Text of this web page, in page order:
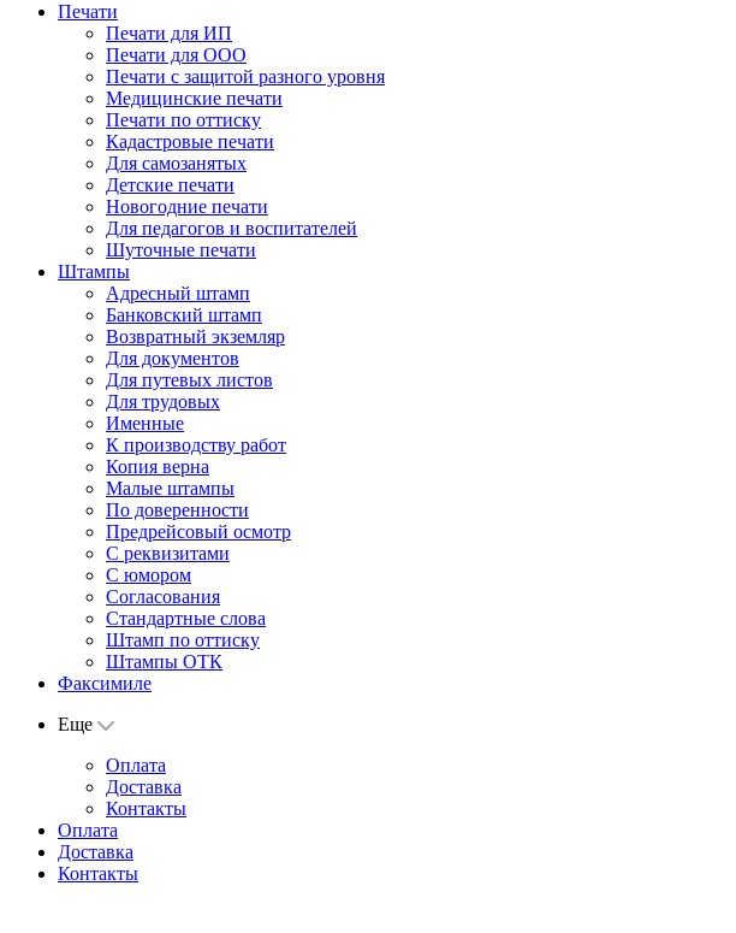
Печати
Печати для ИП
Печати для ООО
Печати с защитой разного уровня
Медицинские печати
Печати по оттиску
Кадастровые печати
Для самозанятых
Детские печати
Новогодние печати
Для педагогов и воспитателей
Шуточные печати
Штампы
Адресный штамп
Банковский штамп
Возвратный экземляр
Для документов
Для путевых листов
Для трудовых
Именные
К производству работ
Копия верна
Малые штампы
По доверенности
Предрейсовый осмотр
С реквизитами
С юмором
Согласования
Стандартные слова
Штамп по оттиску
Штампы ОТК
Факсимиле
Еще
Оплата
Доставка
Контакты
Оплата
Доставка
Контакты